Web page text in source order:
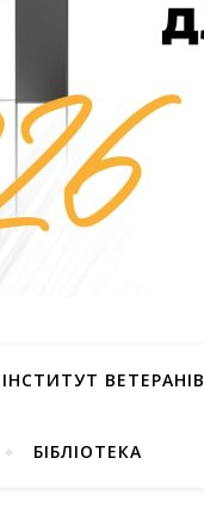
ІНСТИТУТ ВЕТЕРАНІВ
БІБЛІОТЕКА